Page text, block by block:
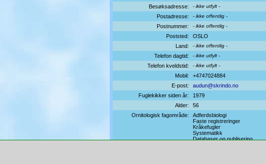
Besøksadresse:
- ikke utfylt -
Postadresse: - ikke offentlig -
Postnummer: - ikke offentlig -
Poststed:
OSLO
Land:
- ikke offentlig -
Telefon dagtid: - ikke utfylt -
Telefon kveldstid: - ikke utfylt -
Mobil:
+4747024884
E-post:
audun@skrindo.no
Fuglekikker siden år:
1979
Alder:
56
Ornitologisk fagområde:
Adferdsbiologi
Faste registreringer
Kråkefugler
Systematikk
Databaser og publisering